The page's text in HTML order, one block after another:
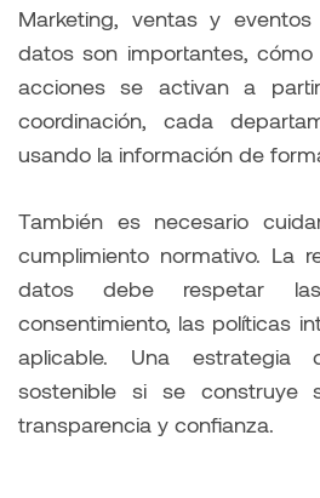
Marketing, ventas y
datos son importantes,
acciones se activan a
coordinación, cada
usando la información de
También es necesario
cumplimiento normativo. La
datos debe respetar
consentimiento, las políticas
aplicable. Una
sostenible si se construye
transparencia y confianza.